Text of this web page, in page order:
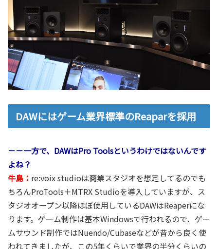
DAWにはゲーム業界標準のReaparを採用
－－一方で、DAWはPro Toolsというわけではないんです
よね？
牛島： re:voix studioは商業スタジオを想定してるのでも
ちろんProTools＋MTRX Studioを導入していますが、ス
タジオオープン以降ほぼ使用しているDAWはReaperにな
ります。ゲーム制作は基本Windowsで行われるので、ゲー
ムサウンド制作ではNuendo/Cubaseなどが昔から良く使
われてきましたが、この5年くらいで業界の半分くらいの